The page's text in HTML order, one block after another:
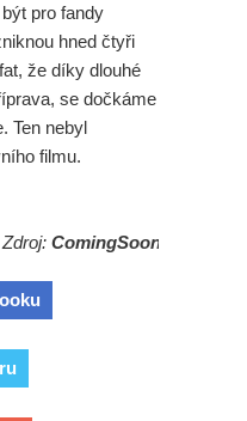
pro fandy
hned čtyři
že díky dlouhé
se dočkáme
Ten nebyl
filmu.
Zdroj: ComingSoon